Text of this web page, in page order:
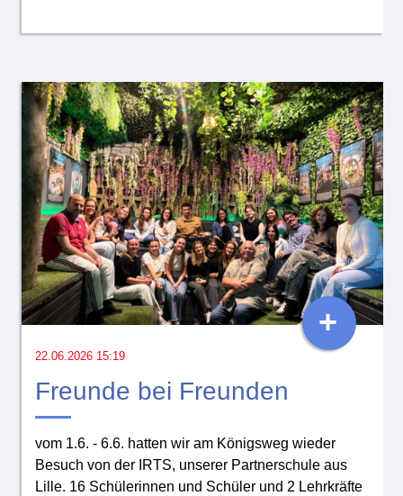
22.06.2026 15:19
Freunde bei Freunden
vom 1.6. - 6.6. hatten wir am Königsweg wieder
Besuch von der IRTS, unserer Partnerschule aus
Lille. 16 Schülerinnen und Schüler und 2 Lehrkräfte
+